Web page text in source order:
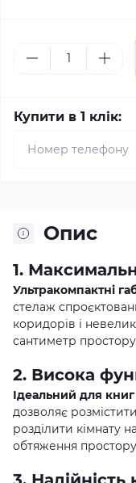
Купити в 1 клік:
Опис
1.
Ультракомпактні
стелаж
коридорів і
сантиметр
2. Висока
Ідеальний для
дозволяє
розділити кімнату
обтяження